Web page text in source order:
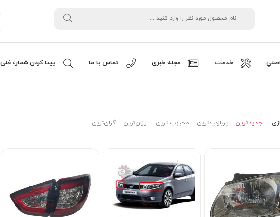
خدمات مجله خبری تماس با ما پیدا کردن شماره فنی
جدیدترین پربازدیدترین محبوب ترین ارزان‌ترین گران‌ترین